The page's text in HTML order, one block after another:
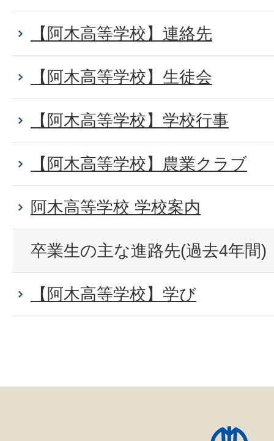
【阿木高等学校】連絡先
【阿木高等学校】生徒会
【阿木高等学校】学校行事
【阿木高等学校】農業クラブ
阿木高等学校 学校案内
卒業生の主な進路先(過去4年間)
【阿木高等学校】学び